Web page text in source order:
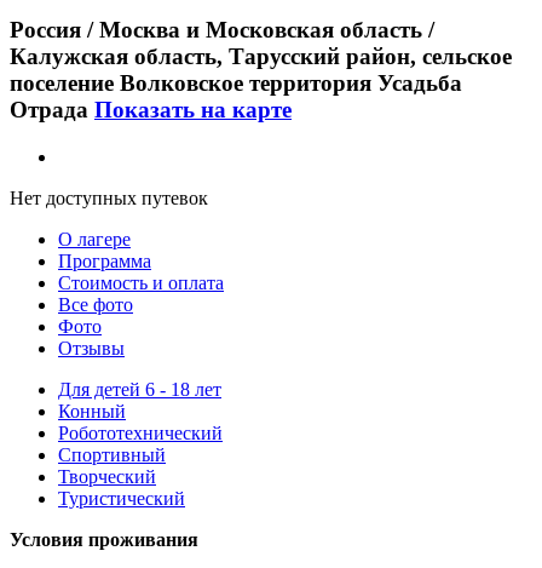
Россия / Москва и Московская область /
Калужская область, Тарусский район, сельское
поселение Волковское территория Усадьба
Отрада Показать на карте
Нет доступных путевок
О лагере
Программа
Стоимость и оплата
Все фото
Фото
Отзывы
Для детей 6 - 18 лет
Конный
Робототехнический
Спортивный
Творческий
Туристический
Условия проживания